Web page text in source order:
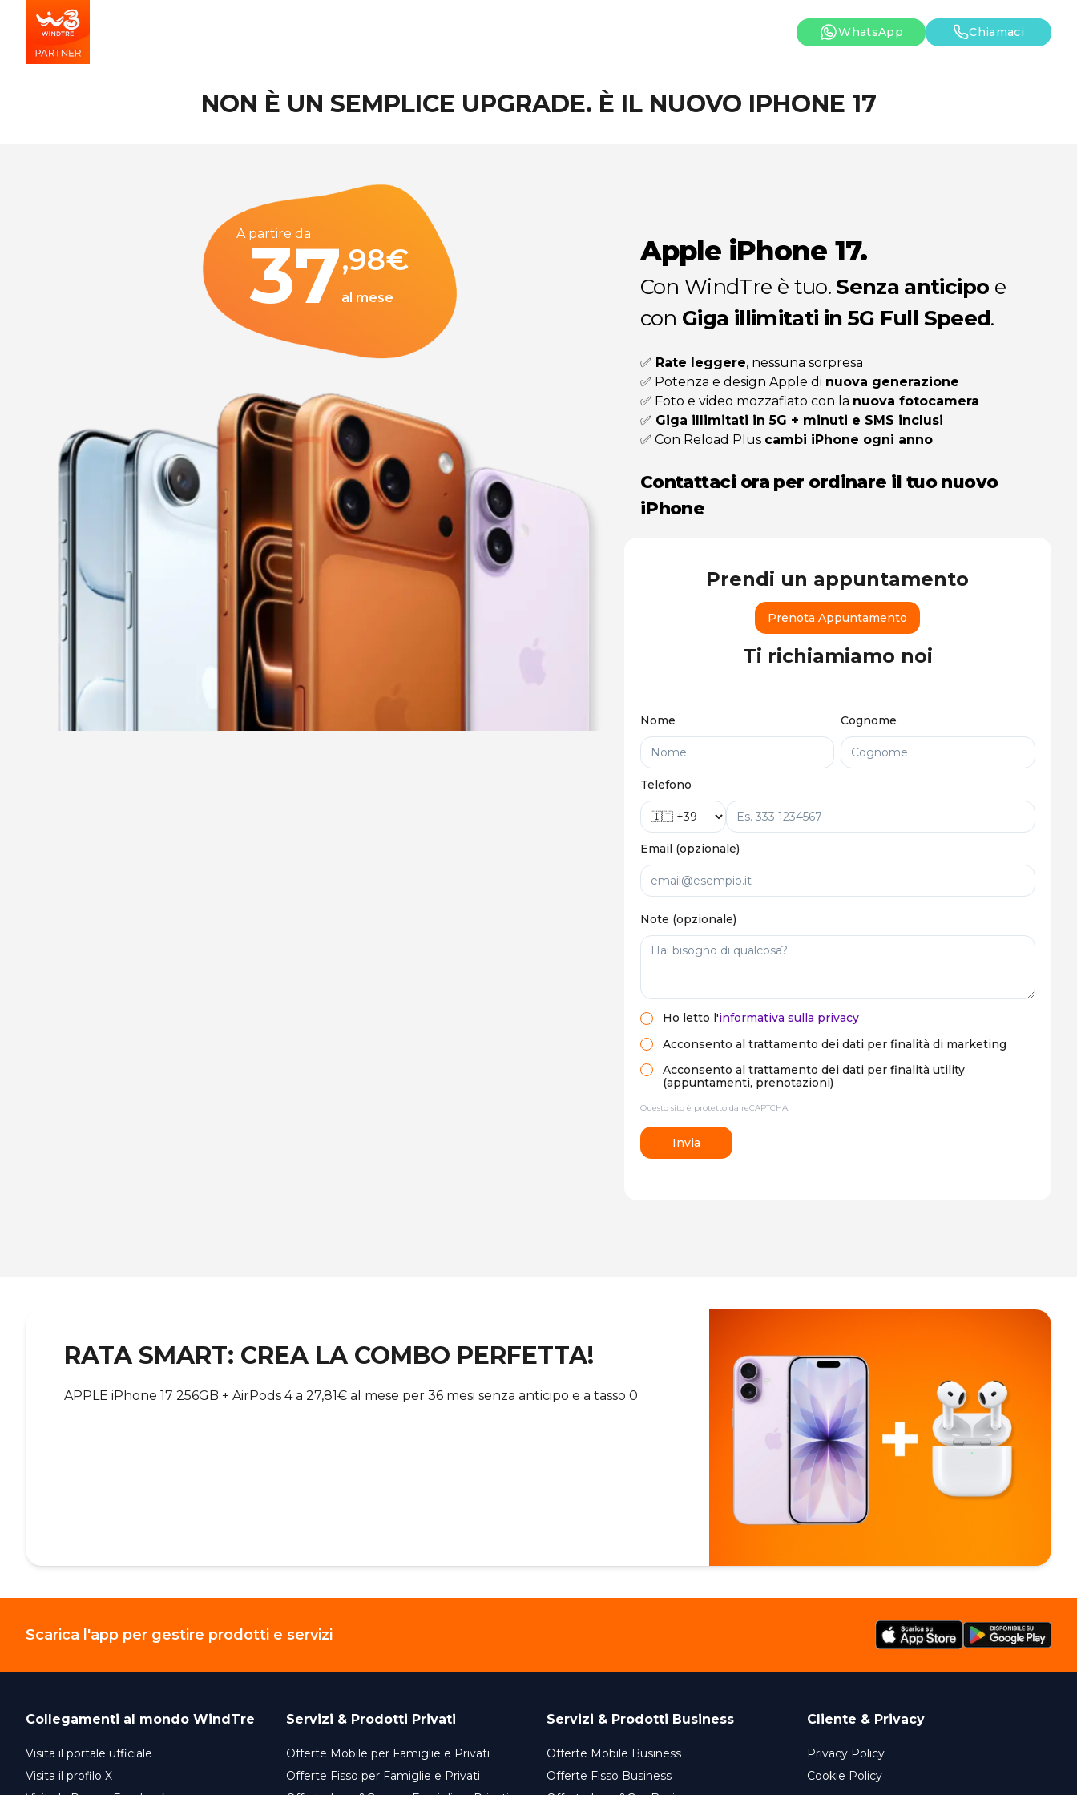
WhatsApp Chiamaci
NON È UN SEMPLICE UPGRADE. È IL NUOVO IPHONE 17
A partire da
37,98€
al mese
Apple iPhone 17.
Con WindTre è tuo.Senza anticipo e
con Giga illimitati in 5G Full Speed.
✅ Rate leggere, nessuna sorpresa
✅ Potenza e design Apple di nuova generazione
✅ Foto e video mozzafiato con la nuova fotocamera
✅ Giga illimitati in 5G + minuti e SMS inclusi
✅ Con Reload Plus cambi iPhone ogni anno
Contattaci ora per ordinare il tuo nuovo
iPhone
Prendi un appuntamento
Prenota Appuntamento
Ti richiamiamo noi
Nome Cognome
Telefono
Email (opzionale)
Note (opzionale)
Ho letto l'informativa sulla privacy
Acconsento al trattamento dei dati per finalità di marketing
Acconsento al trattamento dei dati per finalità utility
(appuntamenti, prenotazioni)
Questo sito è protetto da reCAPTCHA.
Invia
RATA SMART: CREA LA COMBO PERFETTA!
APPLE iPhone 17 256GB + AirPods 4 a 27,81€ al mese per 36 mesi senza anticipo e a tasso 0
Scarica l'app per gestire prodotti e servizi
Collegamenti al mondo WindTre
Visita il portale ufficiale
Visita il profilo X
Servizi & Prodotti Privati
Offerte Mobile per Famiglie e Privati
Offerte Fisso per Famiglie e Privati
Servizi & Prodotti Business
Offerte Mobile Business
Offerte Fisso Business
Cliente & Privacy
Privacy Policy
Cookie Policy